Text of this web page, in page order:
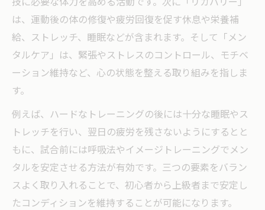
心身の調和を図るコンディショニングヨガ
のポイント
初心者が始めやすいスポーツコンディショ
ニングヨガ
スポーツパフォーマンス向上とヨガの関係
セルフケアに活かせるコンディショニング
ヨガの基礎
は、運動後の体の修復や疲労回復を促す休息や栄養補
給、ストレッチ、睡眠などが含まれます。そして「メン
タルケア」は、緊張やストレスのコントロール、モチベ
ーション維持など、心の状態を整える取り組みを指しま
す。
例えば、ハードなトレーニングの後には十分な睡眠やス
トレッチを行い、翌日の疲労を残さないようにするとと
もに、試合前には呼吸法やイメージトレーニングでメン
タルを安定させる方法が有効です。三つの要素をバラン
スよく取り入れることで、初心者から上級者まで安定し
たコンディションを維持することが可能になります。